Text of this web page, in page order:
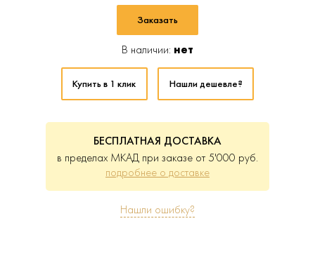
Заказать
В наличии: нет
Купить в 1 клик Нашли дешевле?
БЕСПЛАТНАЯ ДОСТАВКА
в пределах МКАД при заказе от 5'000 руб.
подробнее о доставке
Нашли ошибку?